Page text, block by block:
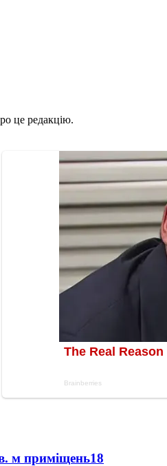
це редакцію.
м приміщень18